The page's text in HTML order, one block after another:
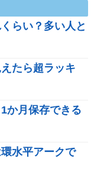
らい？多い人と
たら超ラッキ
か月保存できる
水平アークで